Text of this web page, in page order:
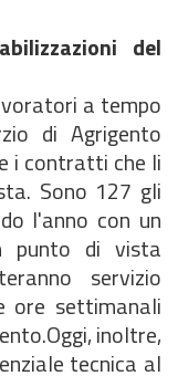
del
a tempo
di Agrigento
i contratti che li
Sono 127 gli
l'anno con un
punto di vista
servizio
ore settimanali
inoltre,
tecnica al